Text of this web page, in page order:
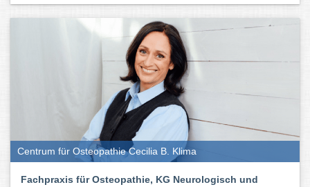
Centrum für Osteopathie Cecilia B. Klima
Fachpraxis für Osteopathie, KG Neurologisch und